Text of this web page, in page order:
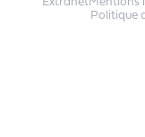
ExtranetMentions
Politique